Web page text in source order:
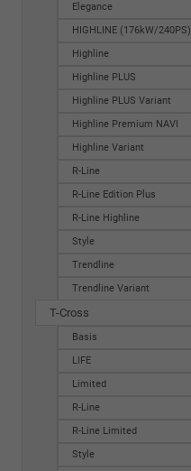
Elegance
HIGHLINE (176kW/240PS)
Highline
Highline PLUS
Highline PLUS Variant
Highline Premium NAVI
Highline Variant
R-Line
R-Line Edition Plus
R-Line Highline
Style
Trendline
Trendline Variant
T-Cross
Basis
LIFE
Limited
R-Line
R-Line Limited
Style